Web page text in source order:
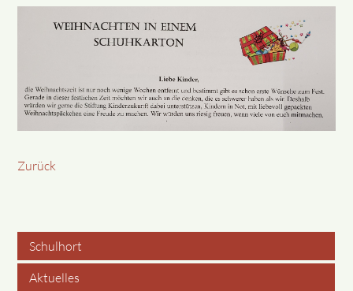
Zurück
Navigation
Schulhort
Aktuelles